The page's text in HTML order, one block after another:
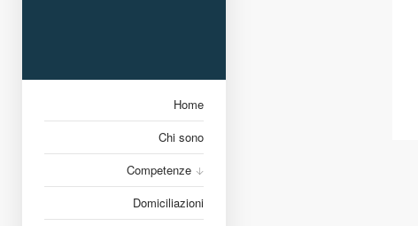
Home
Chi sono
Competenze
Domiciliazioni